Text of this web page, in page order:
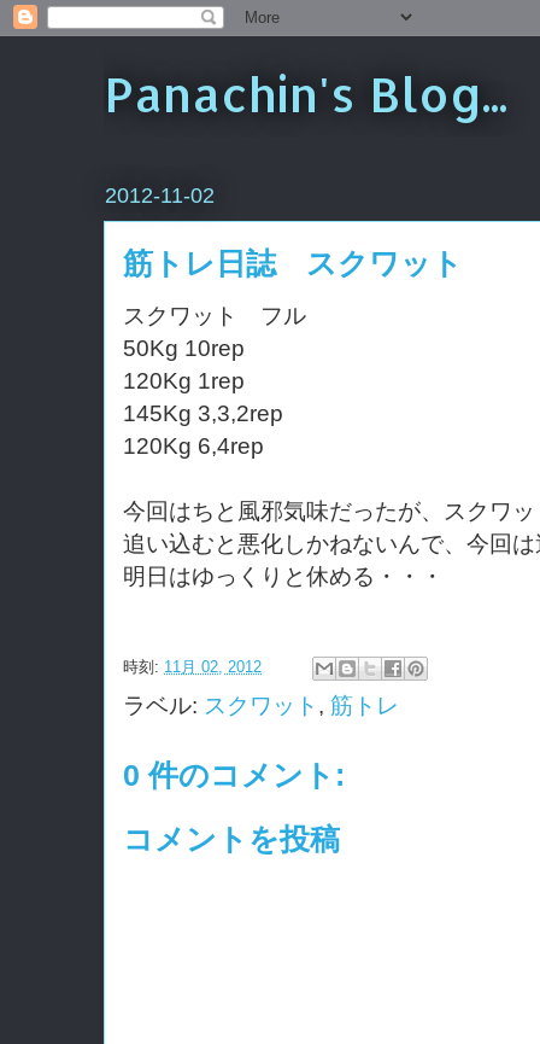
Panachin's Blog...
2012-11-02
筋トレ日誌 スクワット
スクワット フル
50Kg 10rep
120Kg 1rep
145Kg 3,3,2rep
120Kg 6,4rep
今回はちと風邪気味だったが、スクワ
追い込むと悪化しかねないんで、今回
明日はゆっくりと休める・・・
時刻: 11月 02, 2012
ラベル: スクワット , 筋トレ
0 件のコメント:
コメントを投稿